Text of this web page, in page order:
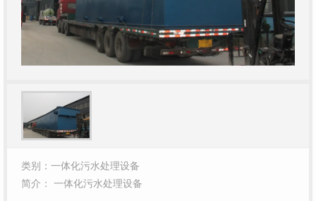
类别：一体化污水处理设备
简介： 一体化污水处理设备